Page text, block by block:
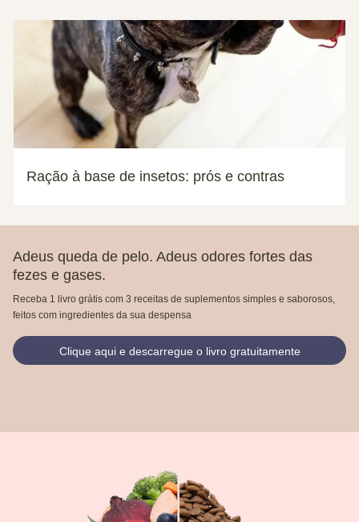
Ração à base de insetos: prós e contras
Adeus queda de pelo. Adeus odores fortes das
fezes e gases.
Receba 1 livro grátis com 3 receitas de suplementos simples e saborosos,
feitos com ingredientes da sua despensa
Clique aqui e descarregue o livro gratuitamente